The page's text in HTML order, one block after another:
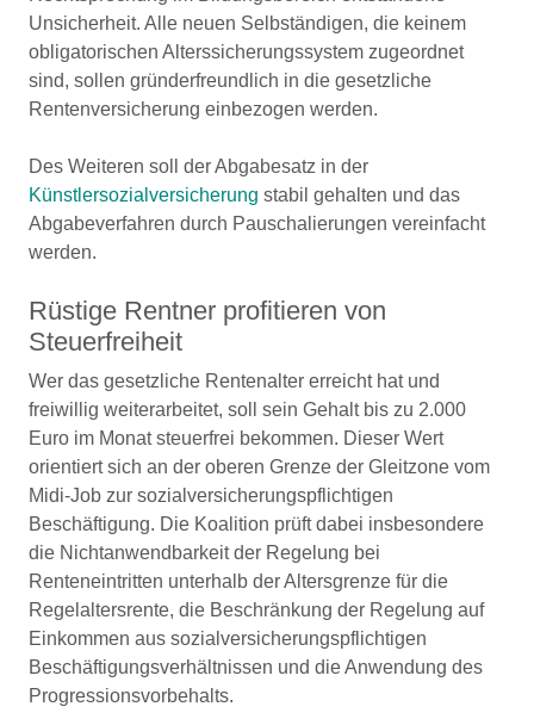
Unsicherheit. Alle neuen Selbständigen, die keinem
obligatorischen Alterssicherungssystem zugeordnet
sind, sollen gründerfreundlich in die gesetzliche
Rentenversicherung einbezogen werden.
Des Weiteren soll der Abgabesatz in der
Künstlersozialversicherung stabil gehalten und das
Abgabeverfahren durch Pauschalierungen vereinfacht
werden.
Rüstige Rentner profitieren von
Steuerfreiheit
Wer das gesetzliche Rentenalter erreicht hat und
freiwillig weiterarbeitet, soll sein Gehalt bis zu 2.000
Euro im Monat steuerfrei bekommen. Dieser Wert
orientiert sich an der oberen Grenze der Gleitzone vom
Midi-Job zur sozialversicherungspflichtigen
Beschäftigung. Die Koalition prüft dabei insbesondere
die Nichtanwendbarkeit der Regelung bei
Renteneintritten unterhalb der Altersgrenze für die
Regelaltersrente, die Beschränkung der Regelung auf
Einkommen aus sozialversicherungspflichtigen
Beschäftigungsverhältnissen und die Anwendung des
Progressionsvorbehalts.